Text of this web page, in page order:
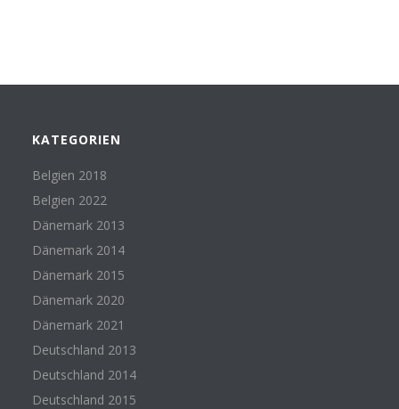
KATEGORIEN
Belgien 2018
Belgien 2022
Dänemark 2013
Dänemark 2014
Dänemark 2015
Dänemark 2020
Dänemark 2021
Deutschland 2013
Deutschland 2014
Deutschland 2015